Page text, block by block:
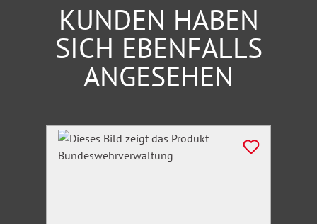
KUNDEN HABEN
SICH EBENFALLS
ANGESEHEN
Produktgalerie überspringen